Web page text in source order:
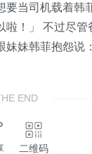
当司机载着韩
！」 不过尽
妹韩菲抱怨说
END
二维码